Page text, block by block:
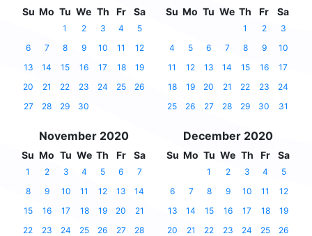
Su Mo Tu We Th Fr Sa
1 2 3 4
5
6
7 8 9 10 11
12
13
14 15 16 17 18
19
20
21 22 23 24 25
26
27
28 29 30
Su Mo Tu We Th Fr Sa
1 2
3
4
5 6 7 8 9
10
11
12 13 14 15 16
17
18
19 20 21 22 23
24
25
26 27 28 29 30 31
November 2020
Su Mo Tu We Th Fr Sa
1 2 3 4 5 6
7
8
9 10 11 12 13
14
15
16 17 18 19 20
21
22
23 24 25 26 27
28
December 2020
Su Mo Tu We Th Fr Sa
1 2 3 4
5
6
7 8 9 10 11
12
13
14 15 16 17 18
19
20
21 22 23 24 25
26